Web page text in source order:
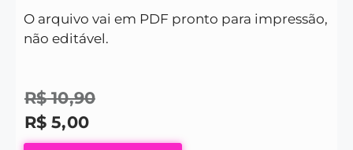
O arquivo vai em PDF pronto para impressão,
não editável.
R$10,90
R$ 5,00